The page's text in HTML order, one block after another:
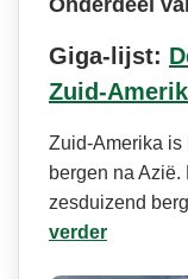
Giga-lijst:
Zuid-
Zuid-Amerika is
bergen na
zesduizend
verder